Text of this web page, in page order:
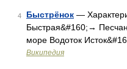
4 Быстрёнок —
Быстрая&#160;→
море Водоток
Википедия